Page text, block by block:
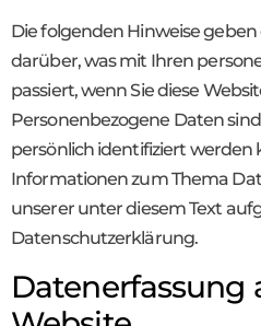
Die folgenden Hinweise
darüber, was mit Ihren
passiert, wenn Sie diese
Personenbezogene Daten
persönlich identifiziert werden
Informationen zum Thema
unserer unter diesem Text
Datenschutzerklärung.
Datenerfassung